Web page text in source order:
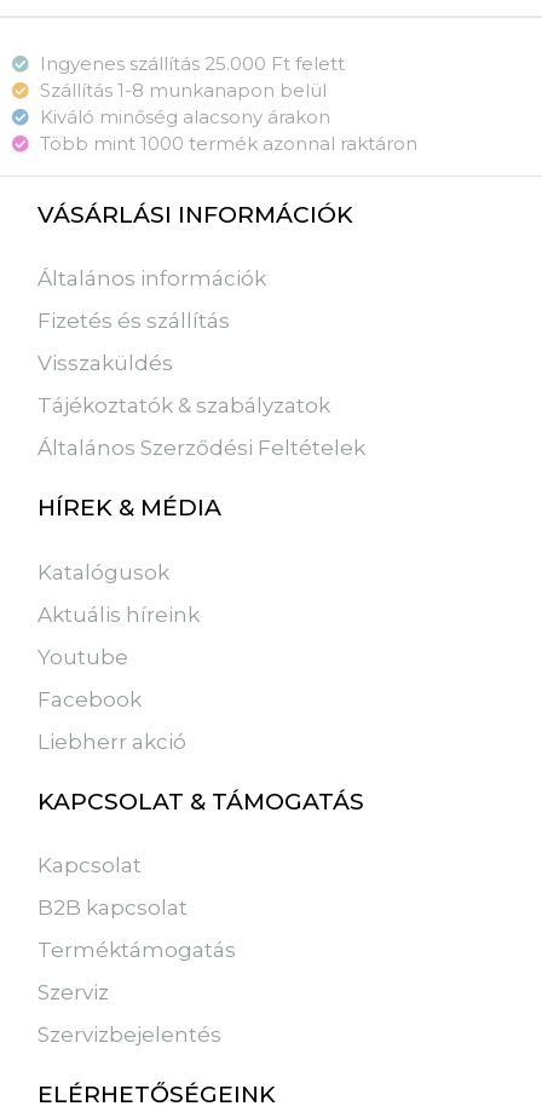
Ingyenes szállítás 25.000 Ft felett
Szállítás 1-8 munkanapon belül
Kiváló minőség alacsony árakon
Több mint 1000 termék azonnal raktáron
VÁSÁRLÁSI INFORMÁCIÓK
Általános információk
Fizetés és szállítás
Visszaküldés
Tájékoztatók & szabályzatok
Általános Szerződési Feltételek
HÍREK & MÉDIA
Katalógusok
Aktuális híreink
Youtube
Facebook
Liebherr akció
KAPCSOLAT & TÁMOGATÁS
Kapcsolat
B2B kapcsolat
Terméktámogatás
Szerviz
Szervizbejelentés
ELÉRHETŐSÉGEINK